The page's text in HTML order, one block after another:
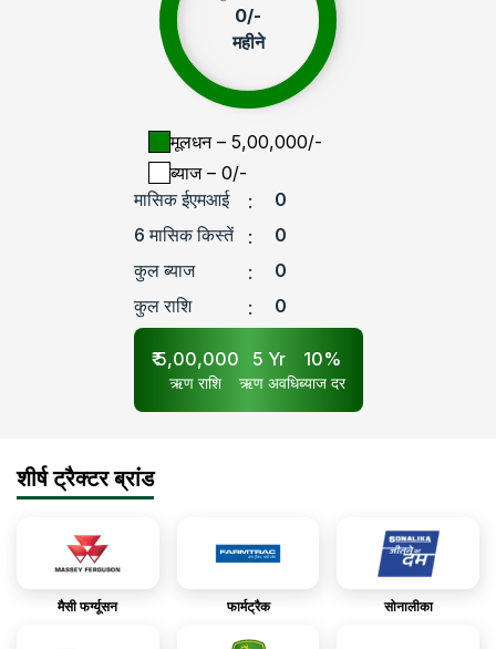
0/-
महीने
मूलधन– ₹ 5,00,000/-
ब्याज– ₹ 0/-
मासिक ईएमआई
:
0
6 मासिक किस्तें
:
0
कुल ब्याज
:
0
कुल राशि
: 0
₹5,00,000
ऋण राशि
5 Yr
ऋण अवधि
10%
ब्याज दर
शीर्ष ट्रैक्टर ब्रांड
मैसी फर्ग्यूसन फार्मट्रैक सोनालीका